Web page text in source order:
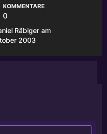
KOMMENTARE
0
Räbiger am
2003